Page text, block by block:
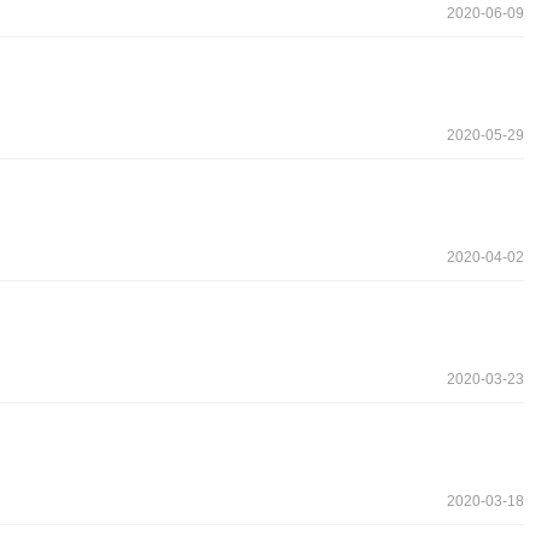
2020-06-09
2020-05-29
2020-04-02
2020-03-23
2020-03-18